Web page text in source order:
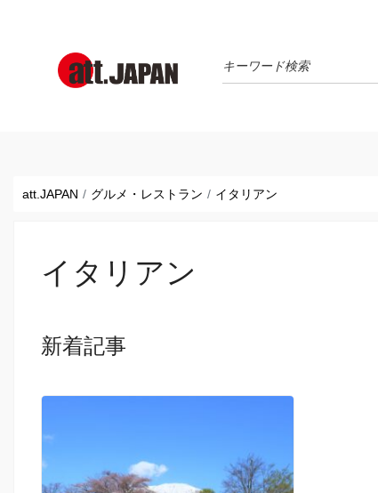
att.JAPAN グルメ・レストラン イタリアン
イタリアン
新着記事